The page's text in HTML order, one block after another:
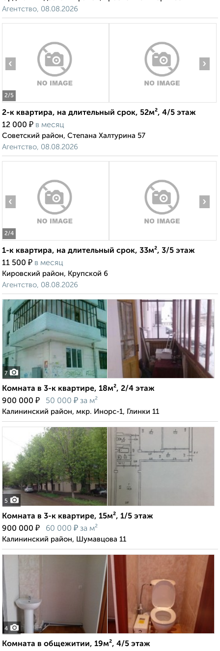
Агентство, 08.08.2026
2/5
‹ ›
2-к квартира, на длительный срок, 52м², 4/5 этаж
12 000 ₽ в месяц
Советский район, Степана Халтурина 57
Агентство, 08.08.2026
2/4
‹ ›
1-к квартира, на длительный срок, 33м², 3/5 этаж
11 500 ₽ в месяц
Кировский район, Крупской 6
Агентство, 08.08.2026
7
Комната в 3-к квартире, 18м², 2/4 этаж
900 000 ₽ 50 000 ₽ за м²
Калининский район, мкр. Инорс-1, Глинки 11
5
Комната в 3-к квартире, 15м², 1/5 этаж
900 000 ₽ 60 000 ₽ за м²
Калининский район, Шумавцова 11
4
Комната в общежитии, 19м², 4/5 этаж